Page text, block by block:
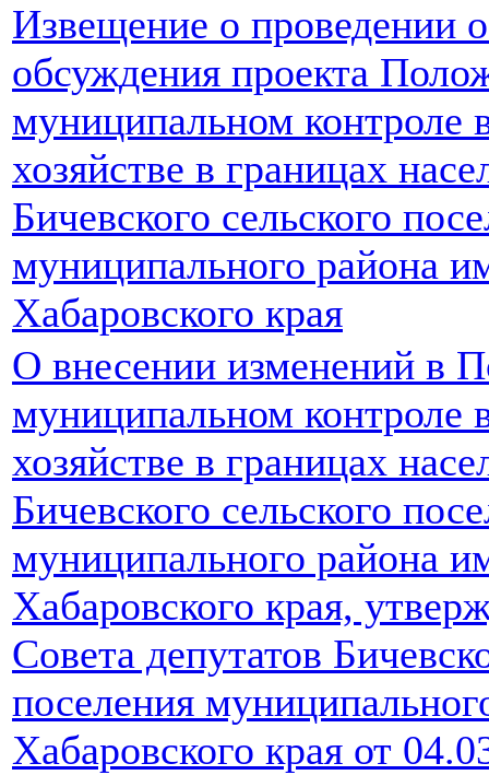
Извещение о проведении
обсуждения проекта
муниципальном контроле
хозяйстве в границах
Бичевского сельского
муниципального района
Хабаровского края
О внесении изменений в
муниципальном контроле
хозяйстве в границах
Бичевского сельского
муниципального района
Хабаровского края,
Совета депутатов
поселения
Хабаровского края от